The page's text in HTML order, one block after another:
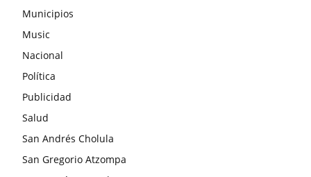
Municipios
Music
Nacional
Política
Publicidad
Salud
San Andrés Cholula
San Gregorio Atzompa